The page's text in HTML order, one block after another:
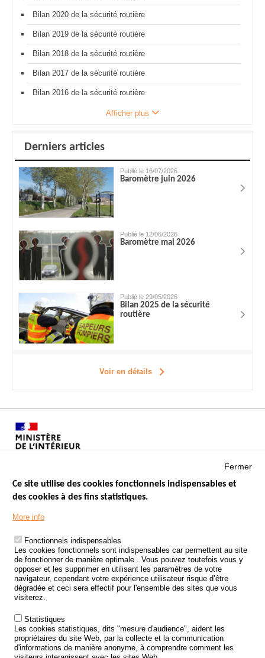
Bilan 2020 de la sécurité routière
Bilan 2019 de la sécurité routière
Bilan 2018 de la sécurité routière
Bilan 2017 de la sécurité routière
Bilan 2016 de la sécurité routière
Afficher plus
Derniers articles
Publié le 16/07/2026
Baromètre juin 2026
Publié le 12/06/2026
Baromètre mai 2026
Publié le 29/05/2026
Bilan 2025 de la sécurité
routière
Voir en détails
Menu
Footer
LES SITES PUBLICS
ÉTAT DE L’INSÉCURITÉ ROUTIÈRE
TRAITEMENT DES DONNÉES PERSONNELLES DES ACCIDENTS DE
LA ROUTE
ETUDES ET RECHERCHES
APPEL À PROJETS
POLITIQUE DE SÉCURITÉ ROUTIÈRE
Outils
AGENDA
Fermer
Ce site utilise des cookies fonctionnels indispensables et
des cookies à des fins statistiques.
More info
Fonctionnels indispensables
Les cookies fonctionnels sont indispensables car permettent au site
de fonctionner de manière optimale . Vous pouvez toutefois vous y
opposer et les supprimer en utilisant les paramètres de votre
navigateur, cependant votre expérience utilisateur risque d’être
dégradée et ceci sera effectif pour l'ensemble des sites que vous
visiterez.
Statistiques
Les cookies statistiques, dits "mesure d'audience", aident les
propriétaires du site Web, par la collecte et la communication
d'informations de manière anonyme, à comprendre comment les